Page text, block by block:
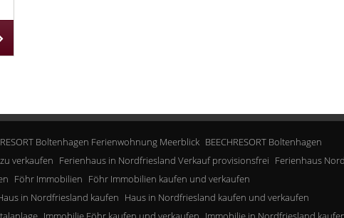
RESORT Boltenhagen Ferienwohnung Meerblick BEECHRESORT Boltenhagen
verkaufen Ferienhaus in Nordfriesland Verkauf provisionsfrei Ferienhaus
Föhr Immobilien Föhr Immobilien kaufen und verkaufen
in Nordfriesland kaufen Haus in Nordfriesland kaufen und verkaufen